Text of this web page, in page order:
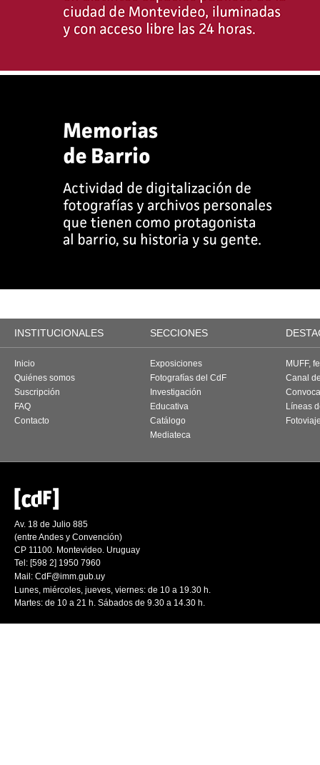
INSTITUCIONALES SECCIONES
Inicio
Quiénes somos
Suscripción
FAQ
Contacto
Exposiciones
Fotografías del CdF
Investigación
Educativa
Catálogo
Mediateca
MUFF,
Canal
Líneas
Av. 18 de Julio 885
(entre Andes y Convención)
CP 11100. Montevideo. Uruguay
Tel: [598 2] 1950 7960
Mail: CdF@imm.gub.uy
Lunes, miércoles, jueves, viernes: de 10 a 19.30 h.
Martes: de 10 a 21 h. Sábados de 9.30 a 14.30 h.